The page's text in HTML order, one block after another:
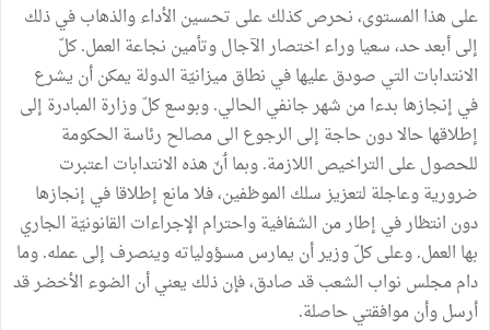
على هذا المستوى، نحرص كذلك على تحسين الأداء والذهاب في ذلك
إلى أبعد حد، سعيا وراء اختصار الآجال وتأمين نجاعة العمل. كلّ
الانتدابات التي صودق عليها في نطاق ميزانيّة الدولة يمكن أن يشرع
في إنجازها بدءا من شهر جانفي الحالي. وبوسع كلّ وزارة المبادرة إلى
إطلاقها حالا دون حاجة إلى الرجوع الى مصالح رئاسة الحكومة
للحصول على التراخيص اللازمة. وبما ٲنّ هذه الانتدابات اعتبرت
ضرورية وعاجلة لتعزيز سلك الموظفين، فلا مانع إطلاقا في إنجازها
دون انتظار في إطار من الشفافية واحترام الإجراءات القانونيّة الجاري
بها العمل. وعلى كلّ وزير أن يمارس مسؤولياته وينصرف إلى عمله. وما
دام مجلس نواب الشعب قد صادق، فإن ذلك يعني أن الضوء الأخضر قد
أرسل وأن موافقتي حاصلة.